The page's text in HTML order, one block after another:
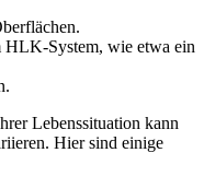
HLK-System, wie etwa ein
Lebenssituation kann
Hier sind einige